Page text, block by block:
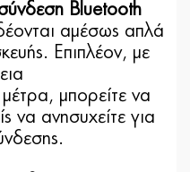
Bluetooth
αμέσως απλά
Επιπλέον, με
μπορείτε να
να ανησυχείτε για